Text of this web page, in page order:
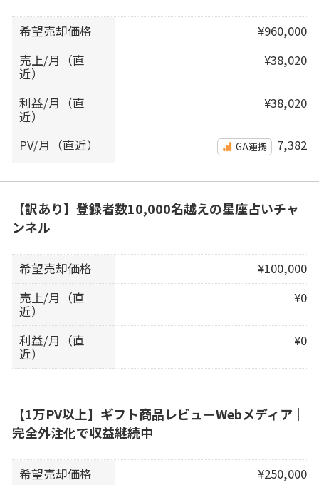
希望売却価格
¥960,000
売上/月（直
近）
¥38,020
利益/月（直
近）
¥38,020
PV/月（直近） GA連携 7,382
【訳あり】登録者数10,000名越えの星座占いチャ
ンネル
希望売却価格
¥100,000
売上/月（直
近）
¥0
利益/月（直
近）
¥0
【1万PV以上】ギフト商品レビューWebメディア｜
完全外注化で収益継続中
希望売却価格
¥250,000